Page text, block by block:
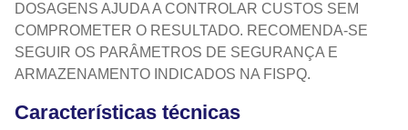
DOSAGENS AJUDA A CONTROLAR CUSTOS SEM
COMPROMETER O RESULTADO. RECOMENDA-SE
SEGUIR OS PARÂMETROS DE SEGURANÇA E
ARMAZENAMENTO INDICADOS NA FISPQ.
Características técnicas